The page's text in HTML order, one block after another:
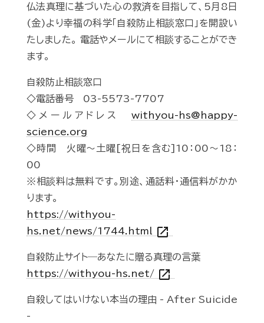
仏法真理に基づいた心の救済を目指して、5月8日
(金)より幸福の科学「自殺防止相談窓口」を開設い
たしました。 電話やメールにて相談することができ
ます。
自殺防止相談窓口
◇電話番号 03-5573-7707
◇メールアドレス withyou-hs@happy-
science.org
◇時間 火曜～土曜[祝日を含む]10：00～18：
00
※相談料は無料です。別途、通話料・通信料がかか
ります。
https://withyou-
hs.net/news/1744.html open_in_new
自殺防止サイト―あなたに贈る真理の言葉
https://withyou-hs.net/ open_in_new
自殺してはいけない本当の理由 - After Suicide
-